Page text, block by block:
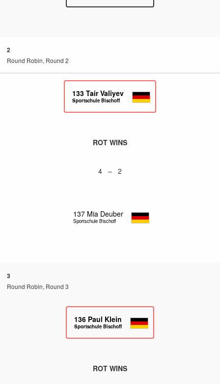
2
Round Robin, Round 2
133 Tair Valiyev
Sportschule Bischoff
ROT WINS
4 – 2
137 Mia Deuber
Sportschule Bischoff
3
Round Robin, Round 3
136 Paul Klein
Sportschule Bischoff
ROT WINS